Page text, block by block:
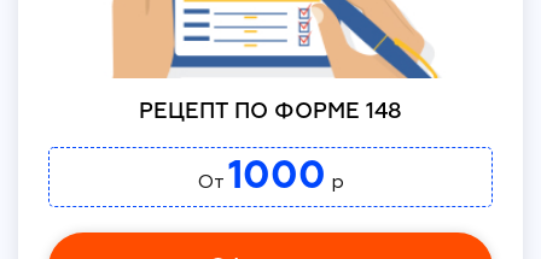
РЕЦЕПТ ПО ФОРМЕ 148
От 1000 р